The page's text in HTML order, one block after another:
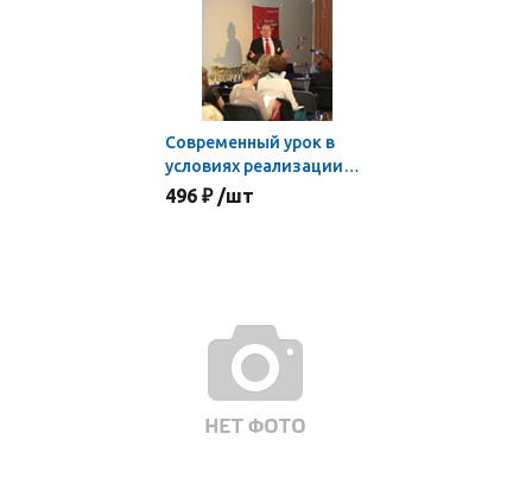
Современный урок в
условиях реализации
новых образовательных
496 ₽ /шт